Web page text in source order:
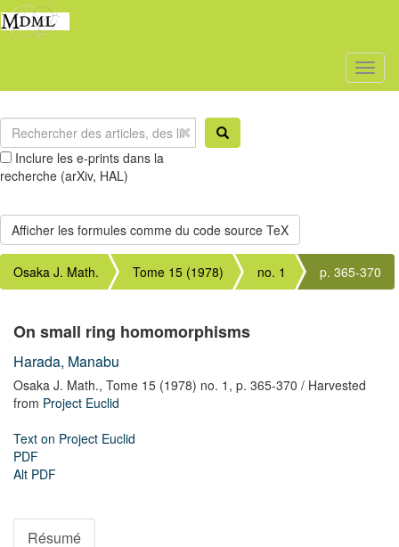
Inclure les e-prints dans la
recherche (arXiv, HAL)
Osaka J. Math. Tome 15 (1978) no. 1 p. 365-370
On small ring homomorphisms
Harada, Manabu
Osaka J. Math., Tome 15 (1978) no. 1, p. 365-370 / Harvested
from Project Euclid
Text on Project Euclid
PDF
Alt PDF
Résumé